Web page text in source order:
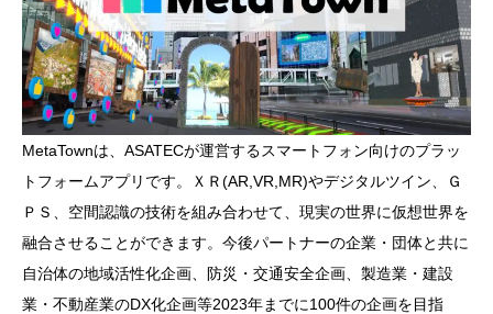
MetaTownは、ASATECが運営するスマートフォン向けのプラッ
トフォームアプリです。ＸＲ(AR,VR,MR)やデジタルツイン、Ｇ
ＰＳ、空間認識の技術を組み合わせて、現実の世界に仮想世界を
融合させることができます。今後パートナーの企業・団体と共に
自治体の地域活性化企画、防災・交通安全企画、製造業・建設
業・不動産業のDX化企画等2023年までに100件の企画を目指